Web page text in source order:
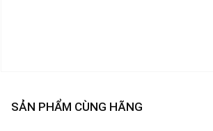
SẢN PHẨM CÙNG HÃNG